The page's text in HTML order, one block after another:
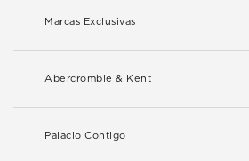
Marcas Exclusivas
Abercrombie & Kent
Palacio Contigo